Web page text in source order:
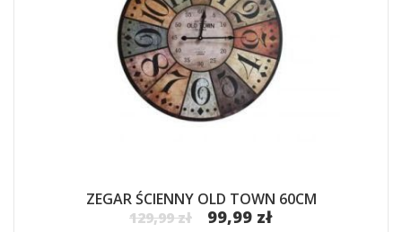
ZEGAR ŚCIENNY OLD TOWN 60CM
129,99 zł
99,99 zł